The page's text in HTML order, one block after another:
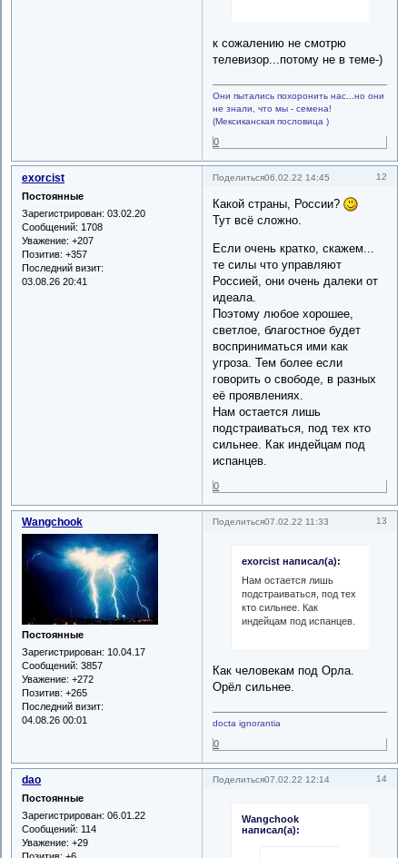
к сожалению не смотрю
телевизор...потому не в теме-)
Они пытались похоронить нас...но они
не знали, что мы - семена!
(Мексиканская пословица )
0
Поделиться 12
06.02.22 14:45
exorcist
Постоянные
Зарегистрирован: 03.02.20
Сообщений: 1708
Уважение: +207
Позитив: +357
Последний визит:
03.08.26 20:41
Какой страны, России?
Тут всё сложно.
Если очень кратко, скажем...
те силы что управляют
Россией, они очень далеки от
идеала.
Поэтому любое хорошее,
светлое, благостное будет
восприниматься ими как
угроза. Тем более если
говорить о свободе, в разных
её проявлениях.
Нам остается лишь
подстраиваться, под тех кто
сильнее. Как индейцам под
испанцев.
0
Поделиться 13
07.02.22 11:33
Wangchook
Постоянные
Зарегистрирован: 10.04.17
Сообщений: 3857
Уважение: +272
Позитив: +265
Последний визит:
04.08.26 00:01
exorcist написал(а):
Нам остается лишь
подстраиваться, под тех
кто сильнее. Как
индейцам под испанцев.
Как человекам под Орла.
Орёл сильнее.
docta ignorantia
0
Поделиться 14
07.02.22 12:14
dao
Постоянные
Зарегистрирован: 06.01.22
Сообщений: 114
Уважение: +29
Wangchook
написал(а):